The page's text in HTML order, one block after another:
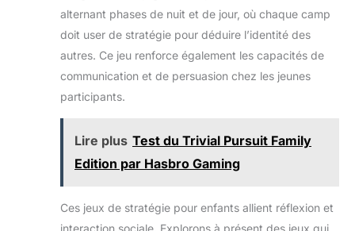
amis, les fêtes de fin
d'année et les vacances
CADEAUX POUR
DE VOITURES : Les jeux et
cadeaux d'anniversaire et
de fêtes de fin d'année
voitures, les enfants (à
préados, les ados, les
partout avec vous ce jeu de voyage pour enfants, afin
de vous amuser en famille.
alternant phases de nuit et de jour, où chaque camp
doit user de stratégie pour déduire l’identité des
autres. Ce jeu renforce également les capacités de
communication et de persuasion chez les jeunes
participants.
Lire plus Test du Trivial Pursuit Family
Edition par Hasbro Gaming
Ces jeux de stratégie pour enfants allient réflexion et
interaction sociale. Explorons à présent des jeux qui